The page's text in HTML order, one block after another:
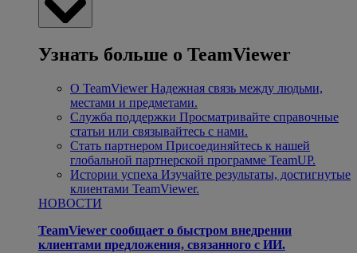
Узнать больше о TeamViewer
О TeamViewer Надежная связь между людьми,
местами и предметами.
Служба поддержки Просматривайте справочные
статьи или связывайтесь с нами.
Стать партнером Присоединяйтесь к нашей
глобальной партнерской программе TeamUP.
Истории успеха Изучайте результаты, достигнутые
клиентами TeamViewer.
НОВОСТИ
TeamViewer сообщает о быстром внедрении
клиентами предложения, связанного с ИИ.